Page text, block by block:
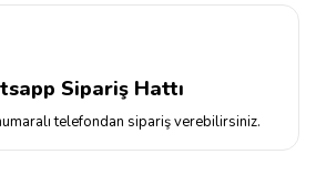
Sipariş Hattı
telefondan sipariş verebilirsiniz.